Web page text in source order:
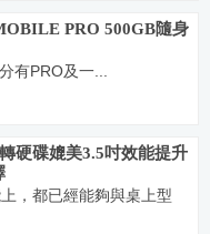
PRO 500GB隨身
有PRO及一...
硬碟媲美3.5吋效能提升
，都已經能夠與桌上型